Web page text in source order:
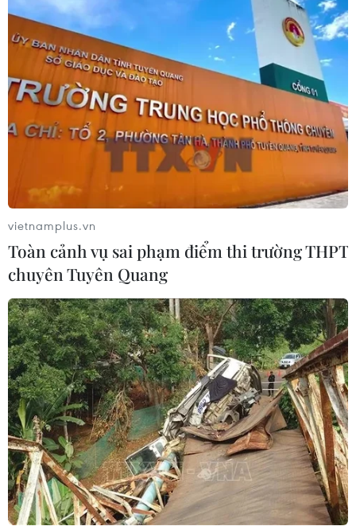
TIN CÙNG CHUYÊN MỤC
Đắk Lắk truy quét, xử lý tình trạng
phá rừng, lấn chiếm đất rừng
06/08/2026 12:36
Cảnh báo mưa cường độ lớn trên
100mm tại Bắc Bộ, Thanh Hóa và
Nghệ An
06/08/2026 10:23
vietnamplus.vn
Toàn cảnh vụ sai phạm điểm thi trường THPT
chuyên Tuyên Quang